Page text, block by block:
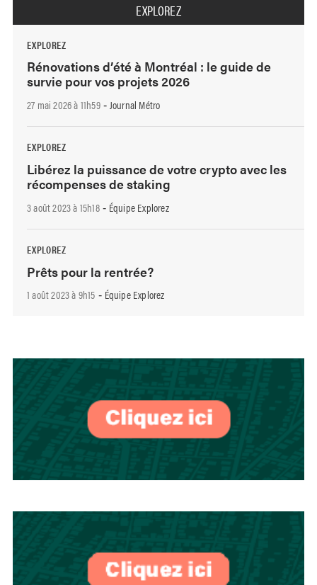
EXPLOREZ
EXPLOREZ
Rénovations d’été à Montréal : le guide de
survie pour vos projets 2026
27 mai 2026 à 11h59- Journal Métro
EXPLOREZ
Libérez la puissance de votre crypto avec les
récompenses de staking
3 août 2023 à 15h18- Équipe Explorez
EXPLOREZ
Prêts pour la rentrée?
1 août 2023 à 9h15 - Équipe Explorez